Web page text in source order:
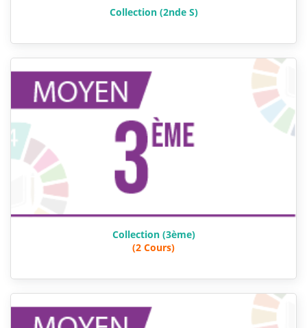
Collection (2nde S)
Collection (3ème)
(2 Cours)